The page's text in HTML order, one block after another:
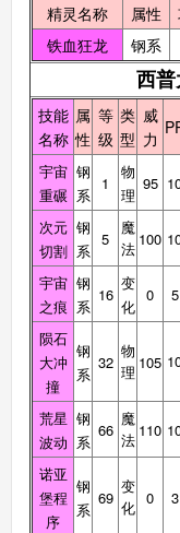
精灵名称
属性
铁血狂龙
钢系
西普
技能
名称
属
性
等
级
类
型
威
力
宇宙
重碾
钢
系
1
物
理
95
次元
切割
钢
系
5
魔
法 100
宇宙
之痕
钢
系
16
变
化
0 5
陨石
大冲
撞
钢
系
32
物
理 105
荒星
波动
钢
系
66
魔
法 110
诺亚
堡程
序
钢
系
69
变
化 0 3